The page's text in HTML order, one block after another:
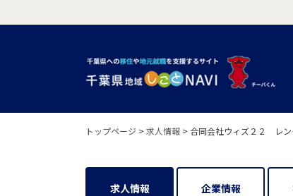
トップページ > 求人情報 > 合同会社ウィズ２２ レン
求人情報 企業情報